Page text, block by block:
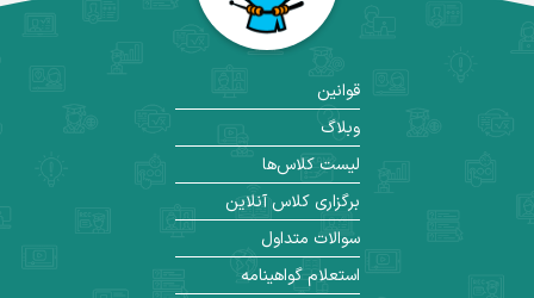
قوانین
وبلاگ
لیست کلاس‌ها
برگزاری کلاس آنلاین
سوالات متداول
استعلام گواهینامه